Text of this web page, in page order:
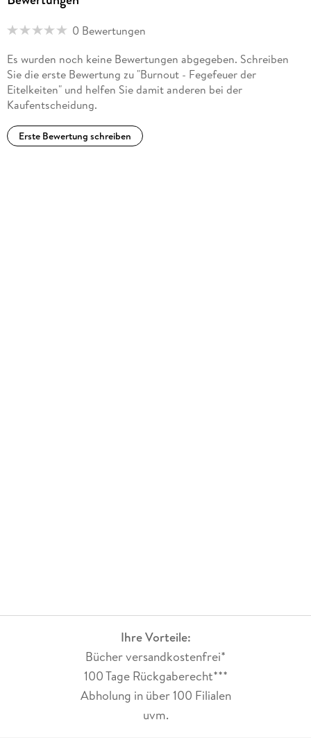
0 Bewertungen
Es wurden noch keine Bewertungen abgegeben. Schreiben
Sie die erste Bewertung zu "Burnout - Fegefeuer der
Eitelkeiten" und helfen Sie damit anderen bei der
Kaufentscheidung.
Erste Bewertung schreiben
Ihre Vorteile:
Bücher versandkostenfrei*
100 Tage Rückgaberecht***
Abholung in über 100 Filialen
uvm.